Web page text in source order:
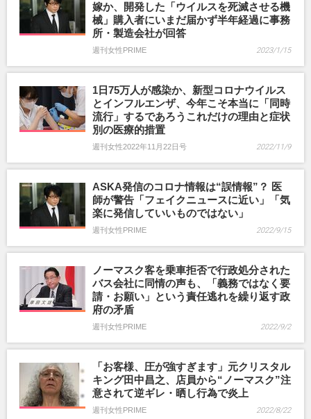
嫁か、開発した「ウイルスを死滅させる機
械」購入者にいまだ届かず半年経過に事務
所・製造会社が回答
週刊女性PRIME 2023/1/15
1日75万人が感染か、新型コロナウイルス
とインフルエンザ、今年こそ本当に「同時
流行」するであろうこれだけの理由と症状
別の医療的措置
週刊女性2022年11月22日号 2022/11/9
ASKA発信のコロナ情報は“誤情報”？ 医
師が警告「フェイクニュースに近い」「気
楽に発信していいものではない」
週刊女性PRIME 2022/9/15
ノーマスク客を乗車拒否で行政処分された
バス会社に同情の声も、「義務ではなく要
請・お願い」という責任逃れを繰り返す政
府の矛盾
週刊女性PRIME 2022/9/2
「お客様、圧が強すぎます」元クリスタル
キング田中昌之、店員から“ノーマスク”注
意されて逆ギレ・晒し行為で炎上
週刊女性PRIME 2022/8/22